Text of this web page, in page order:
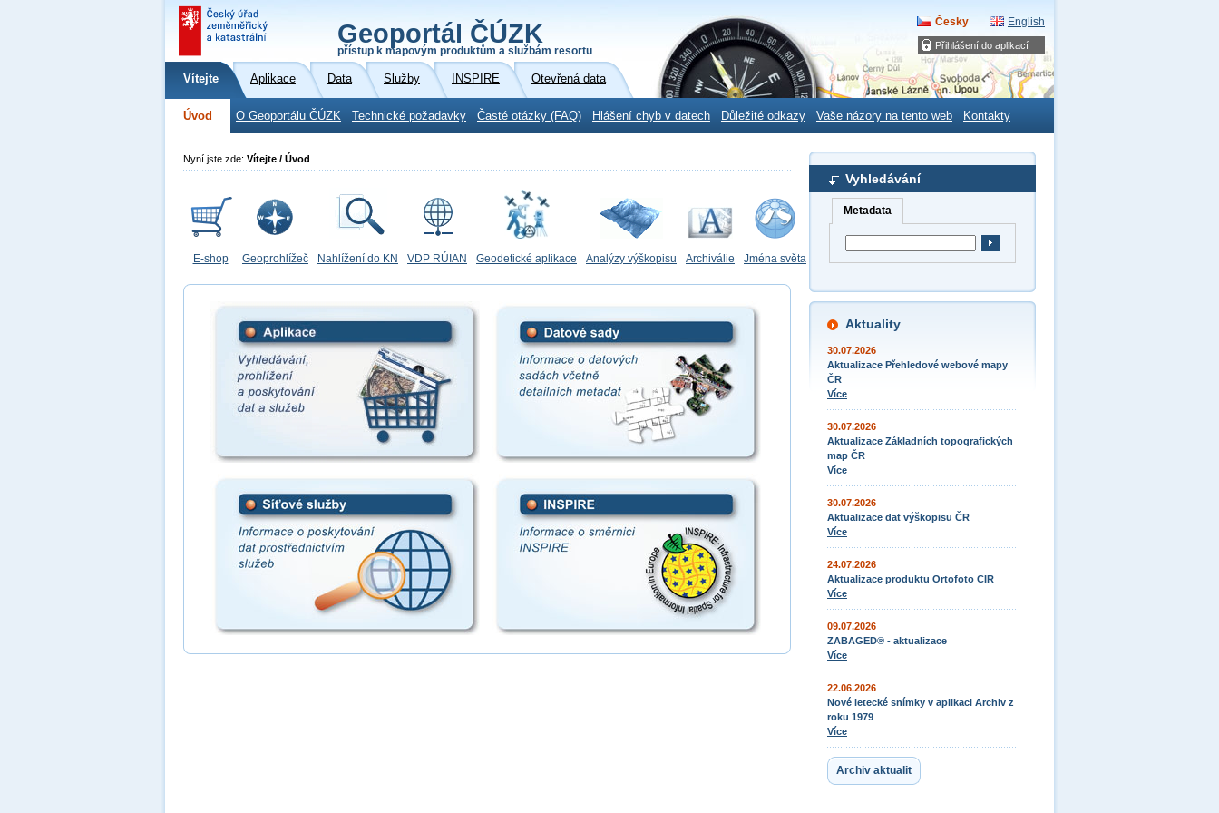
Přihlášení do aplikací
Geoportál ČÚZK
přístup k mapovým produktům a službám resortu
Česky English
Vítejte Aplikace Data Služby INSPIRE Otevřená data
Úvod O Geoportálu ČÚZK Technické požadavky Časté otázky (FAQ) Hlášení chyb v datech Důležité odkazy Vaše názory na tento web Kontakty
Vyhledávání
Metadata
Aktuality
30.07.2026
Aktualizace Přehledové webové mapy
ČR
Více
30.07.2026
Aktualizace Základních topografických
map ČR
Více
30.07.2026
Aktualizace dat výškopisu ČR
Více
24.07.2026
Aktualizace produktu Ortofoto CIR
Více
09.07.2026
ZABAGED® - aktualizace
Více
22.06.2026
Nové letecké snímky v aplikaci Archiv z
roku 1979
Více
Archiv aktualit
Nyní jste zde: Vítejte / Úvod
E-shop Geoprohlížeč Nahlížení do KN VDP RÚIAN Geodetické aplikace Analýzy výškopisu Archiválie Jména světa